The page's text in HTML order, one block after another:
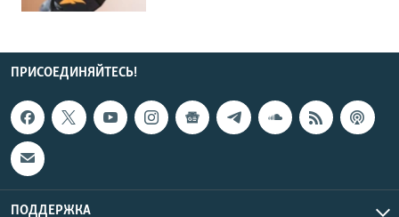
ПРИСОЕДИНЯЙТЕСЬ!
ПОДДЕРЖКА